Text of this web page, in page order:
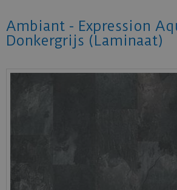
Ambiant - Expression
Donkergrijs (Laminaat)